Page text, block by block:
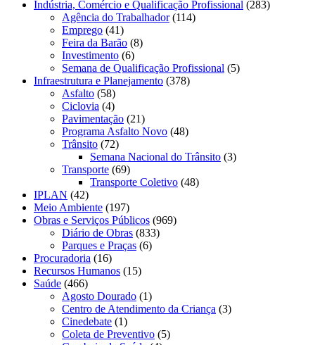
Indústria, Comércio e Qualificação Profissional (283)
Agência do Trabalhador(114)
Emprego (41)
Feira da Barão (8)
Investimento (6)
Semana de Qualificação Profissional (5)
Infraestrutura e Planejamento (378)
Asfalto (58)
Ciclovia (4)
Pavimentação (21)
Programa Asfalto Novo (48)
Trânsito (72)
Semana Nacional do Trânsito (3)
Transporte (69)
Transporte Coletivo (48)
IPLAN (42)
Meio Ambiente (197)
Obras e Serviços Públicos (969)
Diário de Obras (833)
Parques e Praças (6)
Procuradoria (16)
Recursos Humanos (15)
Saúde (466)
Agosto Dourado (1)
Centro de Atendimento da Criança (3)
Cinedebate (1)
Coleta de Preventivo (5)